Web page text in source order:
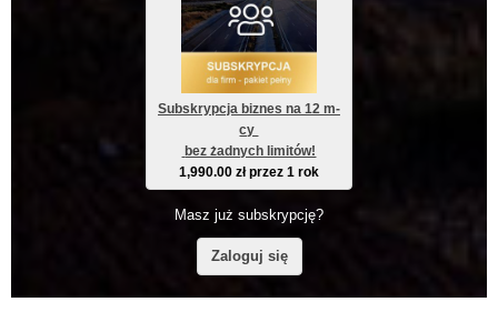
Subskrypcja biznes na 12 m-
cy
bez żadnych limitów!
1,990.00 zł przez 1 rok
Masz już subskrypcję?
Zaloguj się